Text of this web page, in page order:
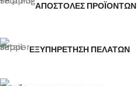
ΑΠΟΣΤΟΛΕΣ ΠΡΟΪΟΝΤΩΝ
ΕΞΥΠΗΡΕΤΗΣΗ ΠΕΛΑΤΩΝ